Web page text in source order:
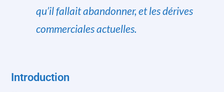
qu’il fallait abandonner, et les dérives
commerciales actuelles.
Introduction